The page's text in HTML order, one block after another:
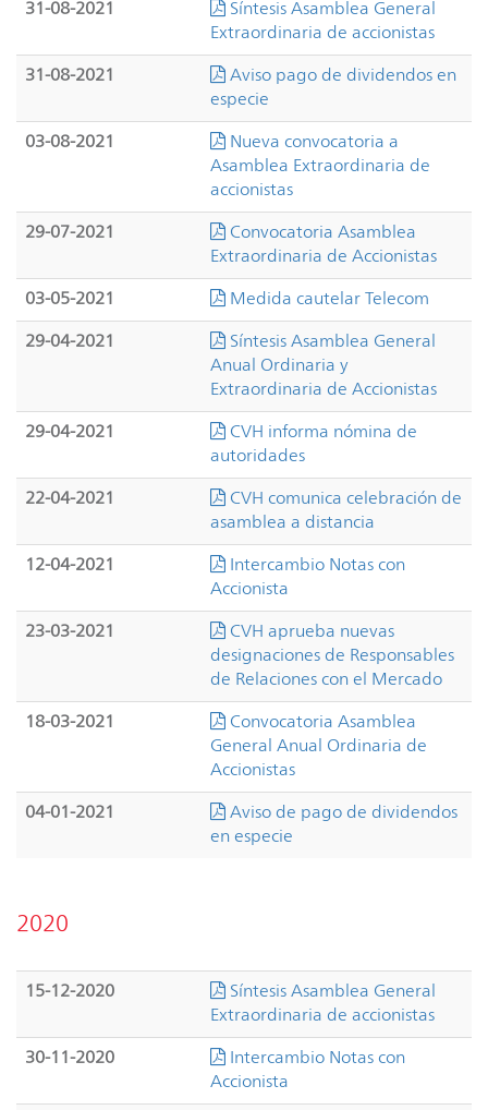
31-08-2021
Síntesis Asamblea General
Extraordinaria de accionistas
31-08-2021
Aviso pago de dividendos en
especie
03-08-2021
Nueva convocatoria a
Asamblea Extraordinaria de
accionistas
29-07-2021
Convocatoria Asamblea
Extraordinaria de Accionistas
03-05-2021 Medida cautelar Telecom
29-04-2021
Síntesis Asamblea General
Anual Ordinaria y
Extraordinaria de Accionistas
29-04-2021
CVH informa nómina de
autoridades
22-04-2021
CVH comunica celebración de
asamblea a distancia
12-04-2021
Intercambio Notas con
Accionista
23-03-2021
CVH aprueba nuevas
designaciones de Responsables
de Relaciones con el Mercado
18-03-2021
Convocatoria Asamblea
General Anual Ordinaria de
Accionistas
04-01-2021
Aviso de pago de dividendos
en especie
2020
15-12-2020
Síntesis Asamblea General
Extraordinaria de accionistas
30-11-2020
Intercambio Notas con
Accionista